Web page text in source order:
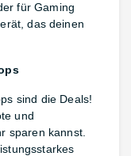
für Gaming
das deinen
sind die Deals!
und
sparen kannst.